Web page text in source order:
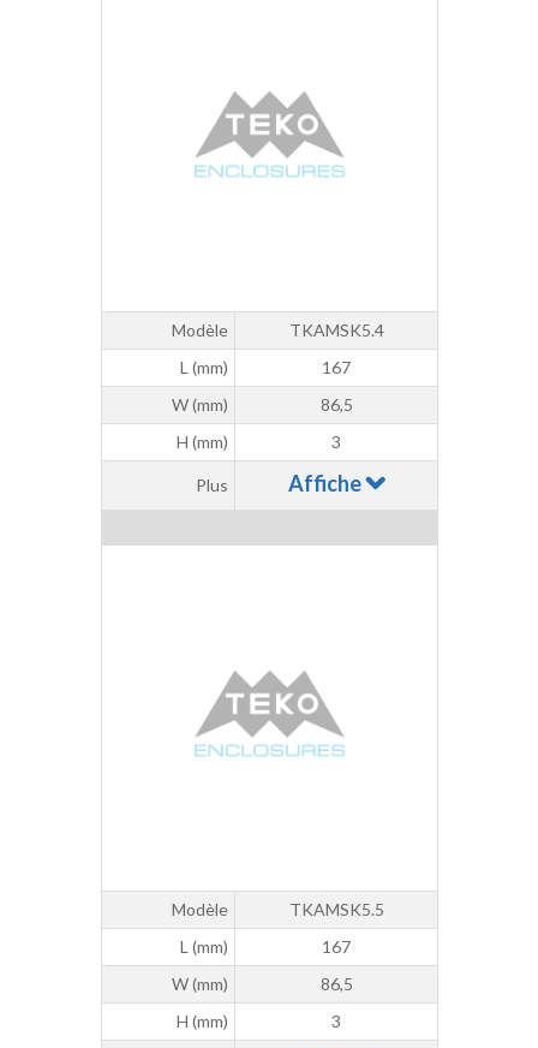
Modèle
TKAMSK5.4
L (mm)
167
W (mm)
86,5
H (mm)
3
Plus Affiche
Modèle
TKAMSK5.5
L (mm)
167
W (mm)
86,5
H (mm)
3